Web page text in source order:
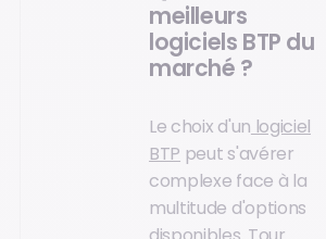
meilleurs
logiciels BTP du
marché ?
Le choix d'un logiciel
BTP peut s'avérer
complexe face à la
multitude d'options